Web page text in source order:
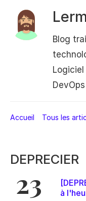
Blog
Accueil Tous les
DEPRECIER
23
à